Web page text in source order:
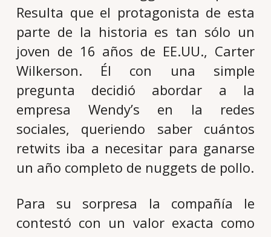
Resulta que el protagonista de esta
parte de la historia es tan sólo un
joven de 16 años de EE.UU., Carter
Wilkerson. Él con una simple
pregunta decidió abordar a la
empresa Wendy’s en la redes
sociales, queriendo saber cuántos
retwits iba a necesitar para ganarse
un año completo de nuggets de pollo.
Para su sorpresa la compañía le
contestó con un valor exacta como